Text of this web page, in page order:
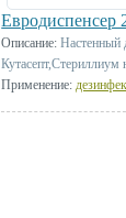
Евродиспенсер
Описание: Настенный
Кутасепт,Стериллиум
Применение: